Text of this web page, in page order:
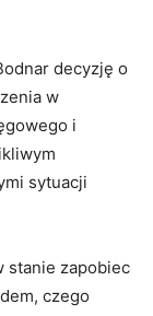
decyzję o
w
i
sytuacji
stanie zapobiec
czego